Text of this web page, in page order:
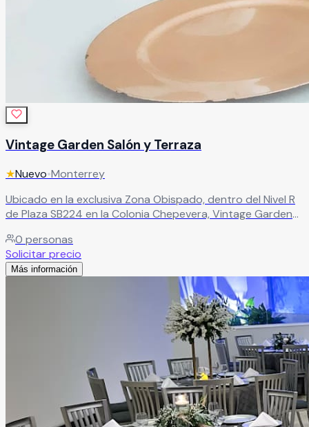
Vintage Garden Salón y Terraza
★Nuevo•Monterrey
Ubicado en la exclusiva Zona Obispado, dentro del Nivel R
de Plaza SB224 en la Colonia Chepevera, Vintage Garden
único: elegancia con un distintivo estilo vintage que
convierte cualquier celebración en algo verdaderamente
especialLeer más
0 personas
Solicitar precio
Más información